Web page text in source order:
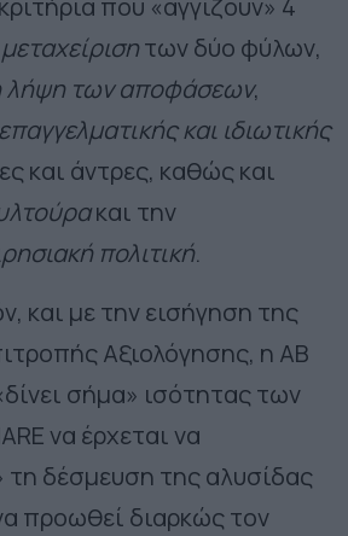
που «αγγίζουν» 4
των δύο φύλων,
λήψη των αποφάσεων,
και ιδιωτικής
και άντρες, καθώς και
και την
πολιτική.
και με την εισήγηση της
Αξιολόγησης, η ΑΒ
σήμα» ισότητας των
να έρχεται να
τη δέσμευση της αλυσίδας
προωθεί διαρκώς τον